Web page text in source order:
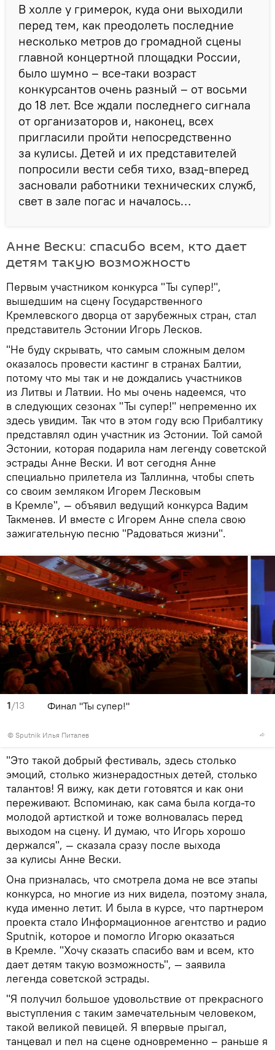
В холле у гримерок, куда они выходили
перед тем, как преодолеть последние
несколько метров до громадной сцены
главной концертной площадки России,
было шумно – все-таки возраст
конкурсантов очень разный – от восьми
до 18 лет. Все ждали последнего сигнала
от организаторов и, наконец, всех
пригласили пройти непосредственно
за кулисы. Детей и их представителей
попросили вести себя тихо, взад-вперед
засновали работники технических служб,
свет в зале погас и началось…
Анне Вески: спасибо всем, кто дает
детям такую возможность
Первым участником конкурса "Ты супер!",
вышедшим на сцену Государственного
Кремлевского дворца от зарубежных стран, стал
представитель Эстонии Игорь Лесков.
"Не буду скрывать, что самым сложным делом
оказалось провести кастинг в странах Балтии,
потому что мы так и не дождались участников
из Литвы и Латвии. Но мы очень надеемся, что
в следующих сезонах "Ты супер!" непременно их
здесь увидим. Так что в этом году всю Прибалтику
представлял один участник из Эстонии. Той самой
Эстонии, которая подарила нам легенду советской
эстрады Анне Вески. И вот сегодня Анне
специально прилетела из Таллинна, чтобы спеть
со своим земляком Игорем Лесковым
в Кремле", — объявил ведущий конкурса Вадим
Такменев. И вместе с Игорем Анне спела свою
зажигательную песню "Радоваться жизни".
1/13
© Sputnik Илья Питалев
Финал "Ты супер!"
"Это такой добрый фестиваль, здесь столько
эмоций, столько жизнерадостных детей, столько
талантов! Я вижу, как дети готовятся и как они
переживают. Вспоминаю, как сама была когда-то
молодой артисткой и тоже волновалась перед
выходом на сцену. И думаю, что Игорь хорошо
держался", — сказала сразу после выхода
за кулисы Анне Вески.
Она призналась, что смотрела дома не все этапы
конкурса, но многие из них видела, поэтому знала,
куда именно летит. И была в курсе, что партнером
проекта стало Информационное агентство и радио
Sputnik, которое и помогло Игорю оказаться
в Кремле. "Хочу сказать спасибо вам и всем, кто
дает детям такую возможность", — заявила
легенда советской эстрады.
"Я получил большое удовольствие от прекрасного
выступления с таким замечательным человеком,
такой великой певицей. Я впервые прыгал,
танцевал и пел на сцене одновременно – раньше я